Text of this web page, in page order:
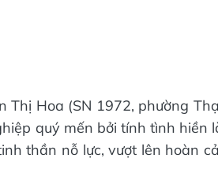
Hoa (SN 1972, phường
quý mến bởi tính tình hiền
thần nỗ lực, vượt lên hoàn